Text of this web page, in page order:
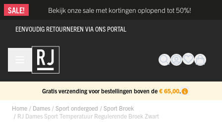
Ga naar de inhoud
SALE! Bekijk onze sale met kortingen oplopend tot 50%!
EENVOUDIG RETOURNEREN VIA ONS PORTAL
Gratis verzending voor bestellingen boven de € 65,00.
Home / Dames / Sport ondergoed / Sport Broek
/ RJ Dames Sport Temperatuur Regulerende Broek Zwart